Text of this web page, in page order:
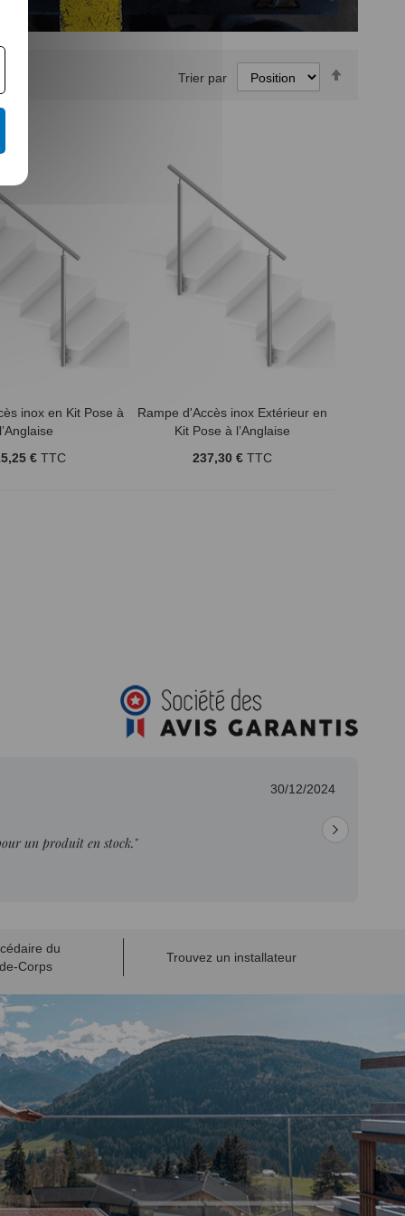
Trier par
inox en Kit Pose à
€ TTC
Rampe d'Accès inox Extérieur en
Kit Pose à l’Anglaise
237,30 € TTC
30/12/2024
un produit en stock."
du
Corps
Trouvez un installateur